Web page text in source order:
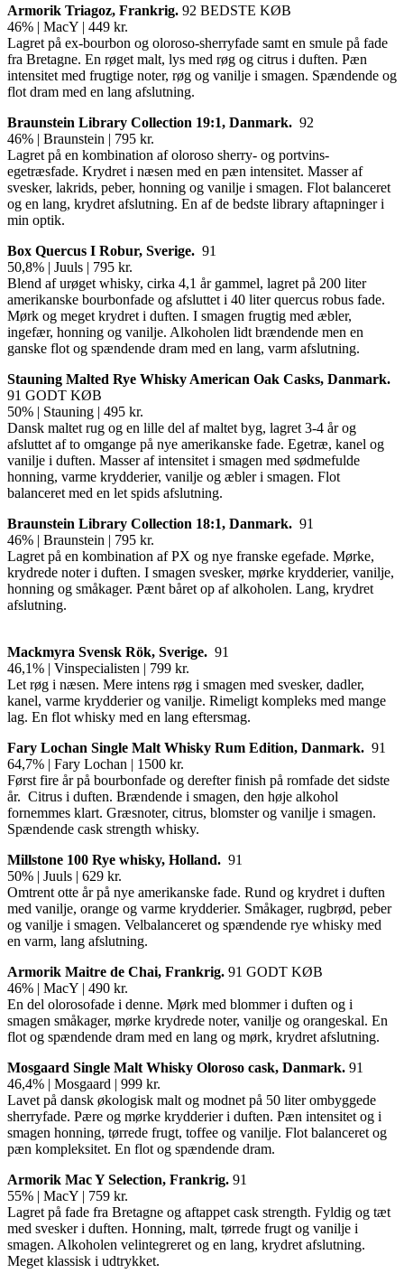
Armorik Triagoz, Frankrig. 92 BEDSTE KØB
46% | MacY | 449 kr.
Lagret på ex-bourbon og oloroso-sherryfade samt en smule på fade
fra Bretagne. En røget malt, lys med røg og citrus i duften. Pæn
intensitet med frugtige noter, røg og vanilje i smagen. Spændende og
flot dram med en lang afslutning.
Braunstein Library Collection 19:1, Danmark. 92
46% | Braunstein | 795 kr.
Lagret på en kombination af oloroso sherry- og portvins-
egetræsfade. Krydret i næsen med en pæn intensitet. Masser af
svesker, lakrids, peber, honning og vanilje i smagen. Flot balanceret
og en lang, krydret afslutning. En af de bedste library aftapninger i
min optik.
Box Quercus I Robur, Sverige. 91
50,8% | Juuls | 795 kr.
Blend af urøget whisky, cirka 4,1 år gammel, lagret på 200 liter
amerikanske bourbonfade og afsluttet i 40 liter quercus robus fade.
Mørk og meget krydret i duften. I smagen frugtig med æbler,
ingefær, honning og vanilje. Alkoholen lidt brændende men en
ganske flot og spændende dram med en lang, varm afslutning.
Stauning Malted Rye Whisky American Oak Casks, Danmark.
91 GODT KØB
50% | Stauning | 495 kr.
Dansk maltet rug og en lille del af maltet byg, lagret 3-4 år og
afsluttet af to omgange på nye amerikanske fade. Egetræ, kanel og
vanilje i duften. Masser af intensitet i smagen med sødmefulde
honning, varme krydderier, vanilje og æbler i smagen. Flot
balanceret med en let spids afslutning.
Braunstein Library Collection 18:1, Danmark. 91
46% | Braunstein | 795 kr.
Lagret på en kombination af PX og nye franske egefade. Mørke,
krydrede noter i duften. I smagen svesker, mørke krydderier, vanilje,
honning og småkager. Pænt båret op af alkoholen. Lang, krydret
afslutning.
Mackmyra Svensk Rök, Sverige. 91
46,1% | Vinspecialisten | 799 kr.
Let røg i næsen. Mere intens røg i smagen med svesker, dadler,
kanel, varme krydderier og vanilje. Rimeligt kompleks med mange
lag. En flot whisky med en lang eftersmag.
Fary Lochan Single Malt Whisky Rum Edition, Danmark. 91
64,7% | Fary Lochan | 1500 kr.
Først fire år på bourbonfade og derefter finish på romfade det sidste
år. Citrus i duften. Brændende i smagen, den høje alkohol
fornemmes klart. Græsnoter, citrus, blomster og vanilje i smagen.
Spændende cask strength whisky.
Millstone 100 Rye whisky, Holland. 91
50% | Juuls | 629 kr.
Omtrent otte år på nye amerikanske fade. Rund og krydret i duften
med vanilje, orange og varme krydderier. Småkager, rugbrød, peber
og vanilje i smagen. Velbalanceret og spændende rye whisky med
en varm, lang afslutning.
Armorik Maitre de Chai, Frankrig. 91 GODT KØB
46% | MacY | 490 kr.
En del olorosofade i denne. Mørk med blommer i duften og i
smagen småkager, mørke krydrede noter, vanilje og orangeskal. En
flot og spændende dram med en lang og mørk, krydret afslutning.
Mosgaard Single Malt Whisky Oloroso cask, Danmark. 91
46,4% | Mosgaard | 999 kr.
Lavet på dansk økologisk malt og modnet på 50 liter ombyggede
sherryfade. Pære og mørke krydderier i duften. Pæn intensitet og i
smagen honning, tørrede frugt, toffee og vanilje. Flot balanceret og
pæn kompleksitet. En flot og spændende dram.
Armorik Mac Y Selection, Frankrig. 91
55% | MacY | 759 kr.
Lagret på fade fra Bretagne og aftappet cask strength. Fyldig og tæt
med svesker i duften. Honning, malt, tørrede frugt og vanilje i
smagen. Alkoholen velintegreret og en lang, krydret afslutning.
Meget klassisk i udtrykket.